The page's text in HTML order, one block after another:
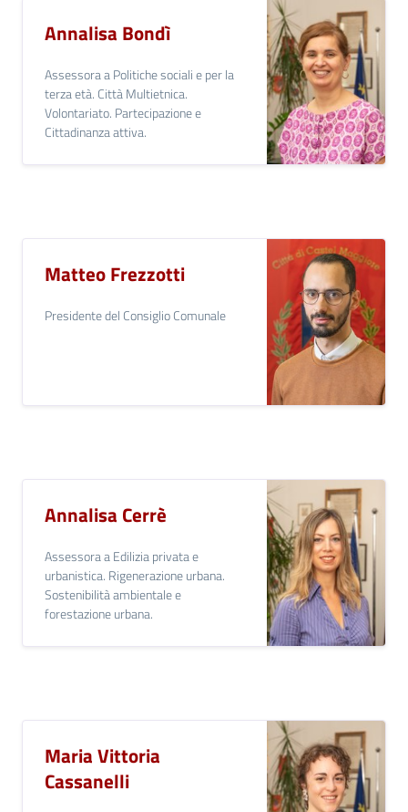
Annalisa Bondì
Assessora a Politiche sociali e per la
terza età. Città Multietnica.
Volontariato. Partecipazione e
Cittadinanza attiva.
Matteo Frezzotti
Presidente del Consiglio Comunale
Annalisa Cerrè
Assessora a Edilizia privata e
urbanistica. Rigenerazione urbana.
Sostenibilità ambientale e
forestazione urbana.
Maria Vittoria
Cassanelli